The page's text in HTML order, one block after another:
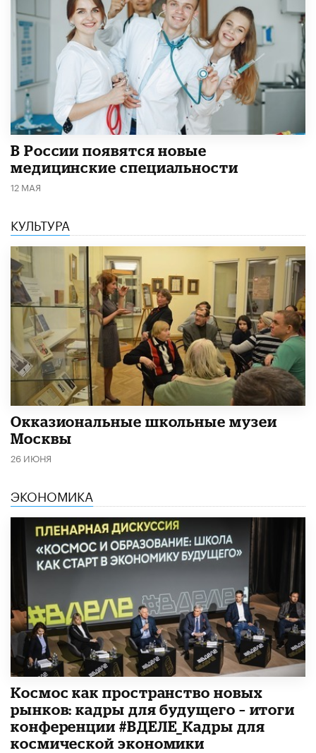
В России появятся новые
медицинские специальности
12 МАЯ
КУЛЬТУРА
​Окказиональные школьные музеи
Москвы
26 ИЮНЯ
ЭКОНОМИКА
Космос как пространство новых
рынков: кадры для будущего – итоги
конференции #ВДЕЛЕ_Кадры для
космической экономики